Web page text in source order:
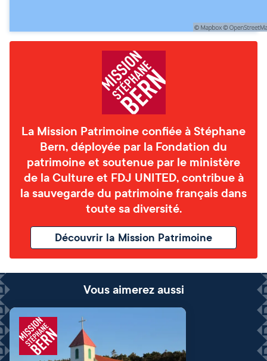
La Mission Patrimoine confiée à Stéphane
Bern, déployée par la Fondation du
patrimoine et soutenue par le ministère
de la Culture et FDJ UNITED, contribue à
la sauvegarde du patrimoine français dans
toute sa diversité.
Découvrir la Mission Patrimoine
Vous aimerez aussi